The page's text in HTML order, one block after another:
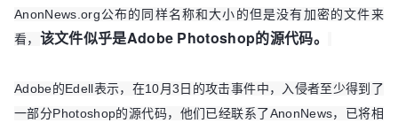
AnonNews.org公布的同样名称和大小的但是没有加密的文件来
看， 该文件似乎是Adobe Photoshop的源代码。
Adobe的Edell表示，在10月3日的攻击事件中，入侵者至少得到了
一部分Photoshop的源代码，他们已经联系了AnonNews，已将相